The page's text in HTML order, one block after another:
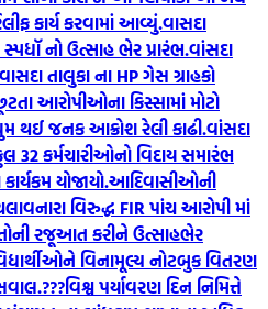
કાર્ય કરવામાં આવ્યું.વાસદા
નો ઉત્સાહ ભેર પ્રારંભ.વાંસદા
વાસદા તાલુકા ના HP ગેસ ગ્રાહકો
છૂટતા આરોપીઓના કિસ્સામાં મોટો
થઈ જનક આક્રોશ રેલી કાઢી.વાંસદા
32 કર્મચારીઓનો વિદાય સમારંભ
યોજાયો.આદિવાસીઓની
વિરુદ્ધ FIR પાંચ આરોપી માં
રજૂઆત કરીને ઉત્સાહભેર
વિનામૂલ્ય નોટબુક વિતરણ
વિશ્વ પર્યાવરણ દિન નિમિત્તે